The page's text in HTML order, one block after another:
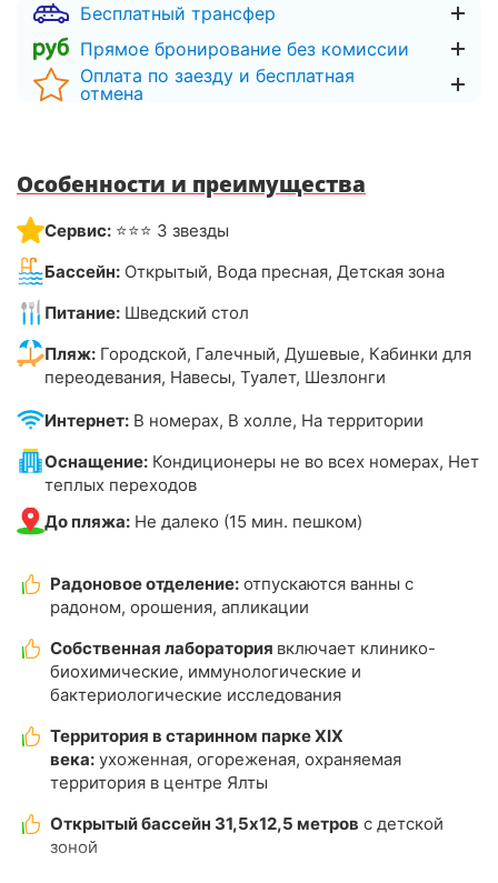
Бесплатный трансфер
Прямое бронирование без комиссии
Оплата по заезду и бесплатная
отмена
Особенности и преимущества
Сервис: ⭐⭐⭐ 3 звезды
Бассейн: Открытый, Вода пресная, Детская зона
Питание: Шведский стол
Пляж: Городской, Галечный, Душевые, Кабинки для
переодевания, Навесы, Туалет, Шезлонги
Интернет: В номерах, В холле, На территории
Оснащение: Кондиционеры не во всех номерах, Нет
теплых переходов
До пляжа: Не далеко (15 мин. пешком)
Радоновое отделение: отпускаются ванны с
радоном, орошения, апликации
Собственная лаборатория включает клинико-
биохимические, иммунологические и
бактериологические исследования
Территория в старинном парке XIX
века: ухоженная, огореженая, охраняемая
территория в центре Ялты
Открытый бассейн 31,5x12,5 метров с детской
зоной